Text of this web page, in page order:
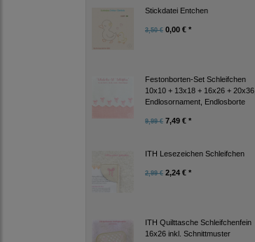
Stickdatei Entchen
3,50 € 0,00 € *
Festonborten-Set Schleifchen
10x10 + 13x18 + 16x26 + 20x36,
Endlosornament, Endlosborte
9,99 € 7,49 € *
ITH Lesezeichen Schleifchen
2,99 € 2,24 € *
ITH Quilttasche Schleifchenfein
16x26 inkl. Schnittmuster